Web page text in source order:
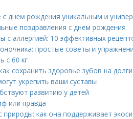
с днем рождения уникальным и
поздравления с днем рождения
с аллергией: 10 эффективных
простые советы и
с 60 кг
сохранить здоровье зубов на
укрепить ваши суставы
развитию у детей
или правда
как она поддерживает